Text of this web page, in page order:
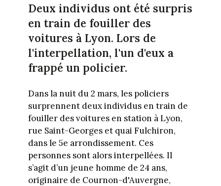
Deux individus ont été surpris
en train de fouiller des
voitures à Lyon. Lors de
l'interpellation, l'un d'eux a
frappé un policier.
Dans la nuit du 2 mars, les policiers
surprennent deux individus en train de
fouiller des voitures en station à Lyon,
rue Saint-Georges et quai Fulchiron,
dans le 5e arrondissement. Ces
personnes sont alors interpellées. Il
s’agit d’un jeune homme de 24 ans,
originaire de Cournon-d'Auvergne,